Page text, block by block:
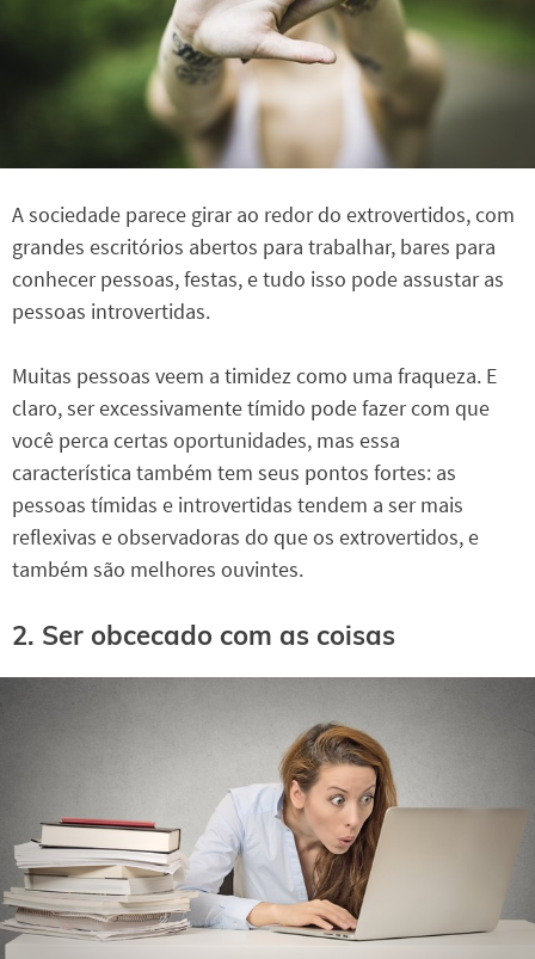
A sociedade parece girar ao redor do extrovertidos, com
grandes escritórios abertos para trabalhar, bares para
conhecer pessoas, festas, e tudo isso pode assustar as
pessoas introvertidas.
Muitas pessoas veem a timidez como uma fraqueza. E
claro, ser excessivamente tímido pode fazer com que
você perca certas oportunidades, mas essa
característica também tem seus pontos fortes: as
pessoas tímidas e introvertidas tendem a ser mais
reflexivas e observadoras do que os extrovertidos, e
também são melhores ouvintes.
2. Ser obcecado com as coisas